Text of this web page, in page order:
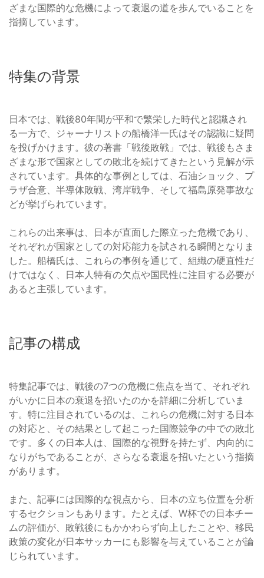
ざまな国際的な危機によって衰退の道を歩んでいることを
指摘しています。
特集の背景
日本では、戦後80年間が平和で繁栄した時代と認識され
る一方で、ジャーナリストの船橋洋一氏はその認識に疑問
を投げかけます。彼の著書「戦後敗戦」では、戦後もさま
ざまな形で国家としての敗北を続けてきたという見解が示
されています。具体的な事例としては、石油ショック、プ
ラザ合意、半導体敗戦、湾岸戦争、そして福島原発事故な
どが挙げられています。
これらの出来事は、日本が直面した際立った危機であり、
それぞれが国家としての対応能力を試される瞬間となりま
した。船橋氏は、これらの事例を通じて、組織の硬直性だ
けではなく、日本人特有の欠点や国民性に注目する必要が
あると主張しています。
記事の構成
特集記事では、戦後の7つの危機に焦点を当て、それぞれ
がいかに日本の衰退を招いたのかを詳細に分析していま
す。特に注目されているのは、これらの危機に対する日本
の対応と、その結果として起こった国際競争の中での敗北
です。多くの日本人は、国際的な視野を持たず、内向的に
なりがちであることが、さらなる衰退を招いたという指摘
があります。
また、記事には国際的な視点から、日本の立ち位置を分析
するセクションもあります。たとえば、W杯での日本チー
ムの評価が、敗戦後にもかかわらず向上したことや、移民
政策の変化が日本サッカーにも影響を与えていることが論
じられています。